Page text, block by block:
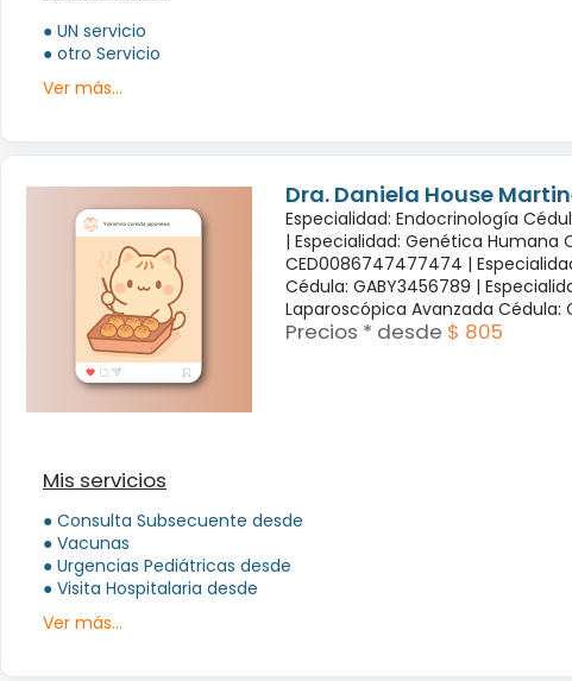
● UN servicio
● otro Servicio
Ver más...
Dra. Daniela House
Especialidad: Endocrinología
| Especialidad: Genética Humana
CED0086747477474 |
Cédula: GABY3456789 |
Laparoscópica Avanzada Cédula:
Precios * desde $ 805
Mis servicios
● Consulta Subsecuente desde
● Vacunas
● Urgencias Pediátricas desde
● Visita Hospitalaria desde
Ver más...